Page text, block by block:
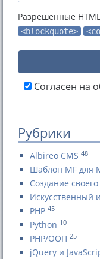
Разрешённые
<blockquote>
Согласен на
Рубрики
Albireo CMS 48
Шаблон MF для
Создание своего
Искусственный
PHP 45
Python 10
PHP/ООП 25
jQuery и